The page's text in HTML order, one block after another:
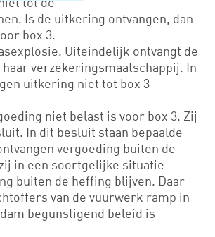
Is de uitkering ontvangen, dan
box 3.
Uiteindelijk ontvangt de
verzekeringsmaatschappij. In
uitkering niet tot box 3
niet belast is voor box 3. Zij
In dit besluit staan bepaalde
vergoeding buiten de
in een soortgelijke situatie
buiten de heffing blijven. Daar
van de vuurwerk ramp in
begunstigend beleid is